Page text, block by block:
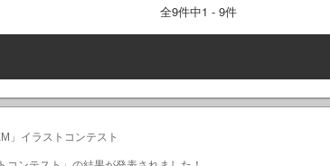
全9件中1 - 9件